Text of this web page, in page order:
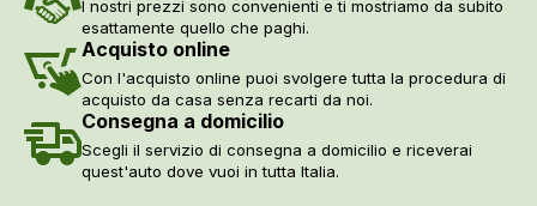
I nostri prezzi sono convenienti e ti mostriamo da subito
esattamente quello che paghi.
Acquisto online
Con l'acquisto online puoi svolgere tutta la procedura di
acquisto da casa senza recarti da noi.
Consegna a domicilio
Scegli il servizio di consegna a domicilio e riceverai
quest'auto dove vuoi in tutta Italia.